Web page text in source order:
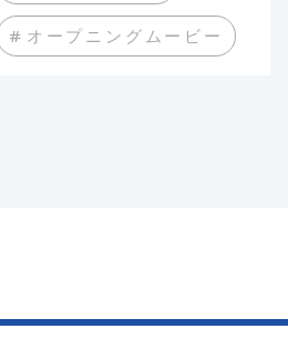
#オープニングムービー